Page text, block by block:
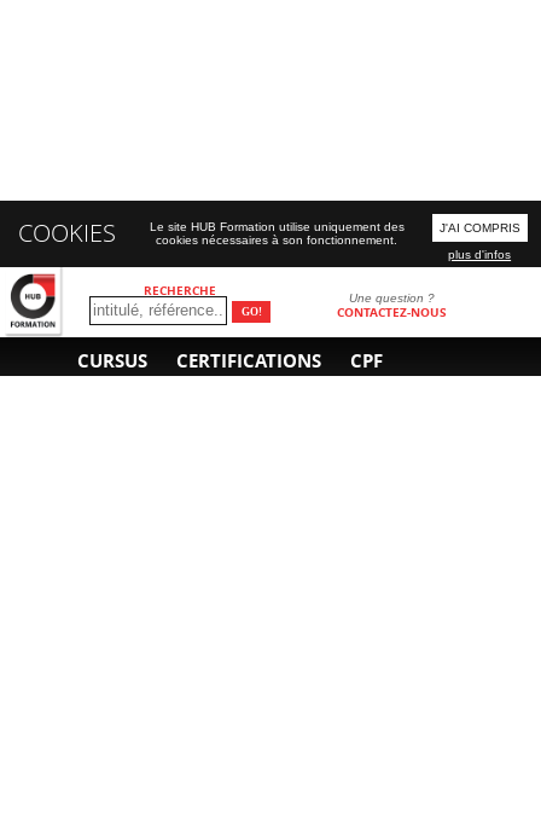
RECHERCHE Une question ?
CONTACTEZ-NOUS
CURSUS CERTIFICATIONS CPF
COOKIES
Le site HUB Formation utilise uniquement des
cookies nécessaires à son fonctionnement.
J'AI COMPRIS
plus d'infos